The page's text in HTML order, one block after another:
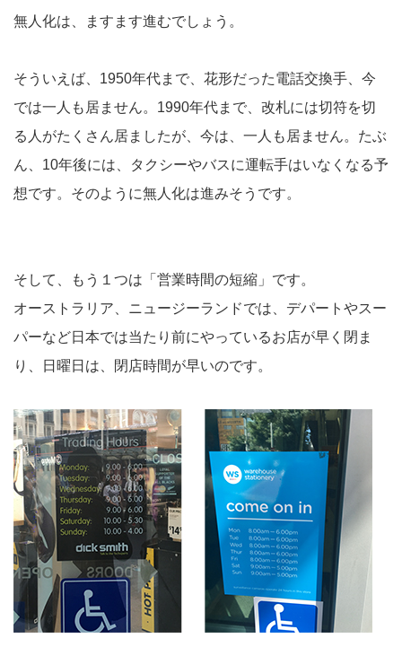
無人化は、ますます進むでしょう。
そういえば、1950年代まで、花形だった電話交換手、今
では一人も居ません。1990年代まで、改札には切符を切
る人がたくさん居ましたが、今は、一人も居ません。たぶ
ん、10年後には、タクシーやバスに運転手はいなくなる予
想です。そのように無人化は進みそうです。
そして、もう１つは「営業時間の短縮」です。
オーストラリア、ニュージーランドでは、デパートやスー
パーなど日本では当たり前にやっているお店が早く閉ま
り、日曜日は、閉店時間が早いのです。